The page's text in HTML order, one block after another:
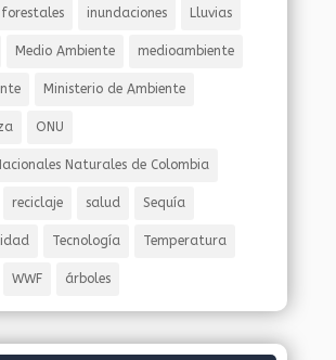
forestales inundaciones Lluvias
Medio Ambiente medioambiente
Ministerio de Ambiente
ONU
Naturales de Colombia
reciclaje salud Sequía
Tecnología Temperatura
WWF árboles